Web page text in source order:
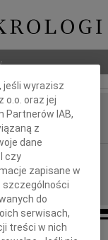
jeśli wyrazisz
o.o. oraz jej
Partnerów IAB,
z
dane
czy
zapisane w
szczególności
do
serwisach,
treści w nich